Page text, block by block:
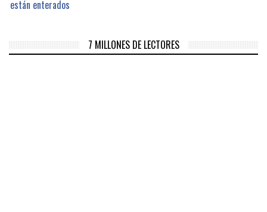
están enterados
7 MILLONES DE LECTORES